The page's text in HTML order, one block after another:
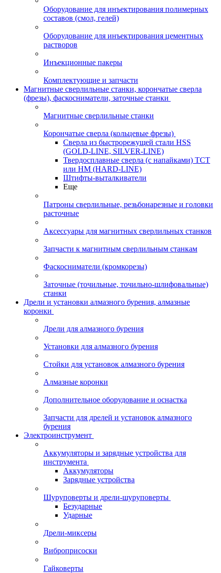
Оборудование для инъектирования полимерных
составов (смол, гелей)
Оборудование для инъектирования цементных
растворов
Инъекционные пакеры
Комплектующие и запчасти
Магнитные сверлильные станки, корончатые сверла
(фрезы), фаскосниматели, заточные станки
Магнитные сверлильные станки
Корончатые сверла (кольцевые фрезы)
Сверла из быстрорежущей стали HSS
(GOLD-LINE, SILVER-LINE)
Твердосплавные сверла (с напайками) ТСТ
или HM (HARD-LINE)
Штифты-выталкиватели
Еще
Патроны сверлильные, резьбонарезные и головки
расточные
Аксессуары для магнитных сверлильных станков
Запчасти к магнитным сверлильным станкам
Фаскосниматели (кромкорезы)
Заточные (точильные, точильно-шлифовальные)
станки
Дрели и установки алмазного бурения, алмазные
коронки
Дрели для алмазного бурения
Установки для алмазного бурения
Стойки для установок алмазного бурения
Алмазные коронки
Дополнительное оборудование и оснастка
Запчасти для дрелей и установок алмазного
бурения
Электроинструмент
Аккумуляторы и зарядные устройства для
инструмента
Аккумуляторы
Зарядные устройства
Шуруповерты и дрели-шуруповерты
Безударные
Ударные
Дрели-миксеры
Виброприсоски
Гайковерты